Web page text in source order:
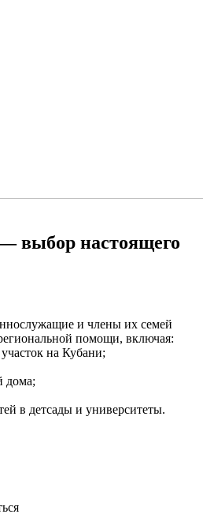
выбор настоящего
и члены их семей
помощи, включая:
на Кубани;
дома;
в детсады и университеты.